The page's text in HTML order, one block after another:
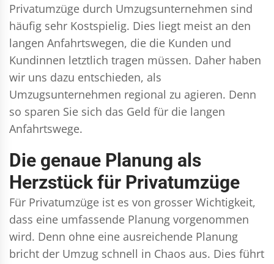
Privatumzüge durch Umzugsunternehmen sind
häufig sehr Kostspielig. Dies liegt meist an den
langen Anfahrtswegen, die die Kunden und
Kundinnen letztlich tragen müssen. Daher haben
wir uns dazu entschieden, als
Umzugsunternehmen regional zu agieren. Denn
so sparen Sie sich das Geld für die langen
Anfahrtswege.
Die genaue Planung als
Herzstück für Privatumzüge
Für Privatumzüge ist es von grosser Wichtigkeit,
dass eine umfassende Planung vorgenommen
wird. Denn ohne eine ausreichende Planung
bricht der Umzug schnell in Chaos aus. Dies führt